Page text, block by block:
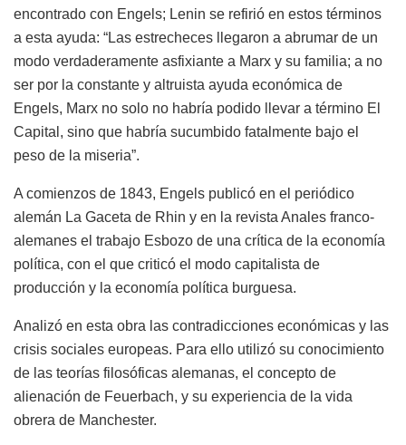
encontrado con Engels; Lenin se refirió en estos términos
a esta ayuda: “Las estrecheces llegaron a abrumar de un
modo verdaderamente asfixiante a Marx y su familia; a no
ser por la constante y altruista ayuda económica de
Engels, Marx no solo no habría podido llevar a término El
Capital, sino que habría sucumbido fatalmente bajo el
peso de la miseria”.
A comienzos de 1843, Engels publicó en el periódico
alemán La Gaceta de Rhin y en la revista Anales franco-
alemanes el trabajo Esbozo de una crítica de la economía
política, con el que criticó el modo capitalista de
producción y la economía política burguesa.
Analizó en esta obra las contradicciones económicas y las
crisis sociales europeas. Para ello utilizó su conocimiento
de las teorías filosóficas alemanas, el concepto de
alienación de Feuerbach, y su experiencia de la vida
obrera de Manchester.